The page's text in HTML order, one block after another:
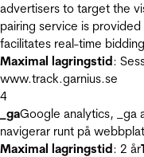
advertisers to target the
pairing service is
facilitates real-time
Maximal lagringstid:
www.track.garnius.se
4
_gaGoogle analytics, _ga
navigerar runt på
Maximal lagringstid: 2 år